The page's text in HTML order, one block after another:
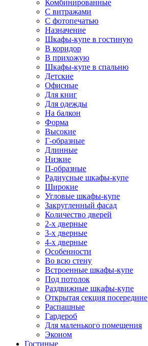
Комбинированные
С витражами
С фотопечатью
Назначение
Шкафы-купе в гостиную
В коридор
В прихожую
Шкафы-купе в спальню
Детские
Офисные
Для книг
Для одежды
На балкон
Форма
Высокие
Г-образные
Длинные
Низкие
П-образные
Радиусные шкафы-купе
Широкие
Угловые шкафы-купе
Закругленный фасад
Количество дверей
2-х дверные
3-х дверные
4-х дверные
Особенности
Во всю стену
Встроенные шкафы-купе
Под потолок
Раздвижные шкафы-купе
Открытая секция посередине
Распашные
Гардероб
Для маленького помещения
Эконом
Гостиные